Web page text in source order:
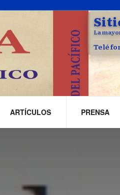
La
ARTÍCULOS PRENSA